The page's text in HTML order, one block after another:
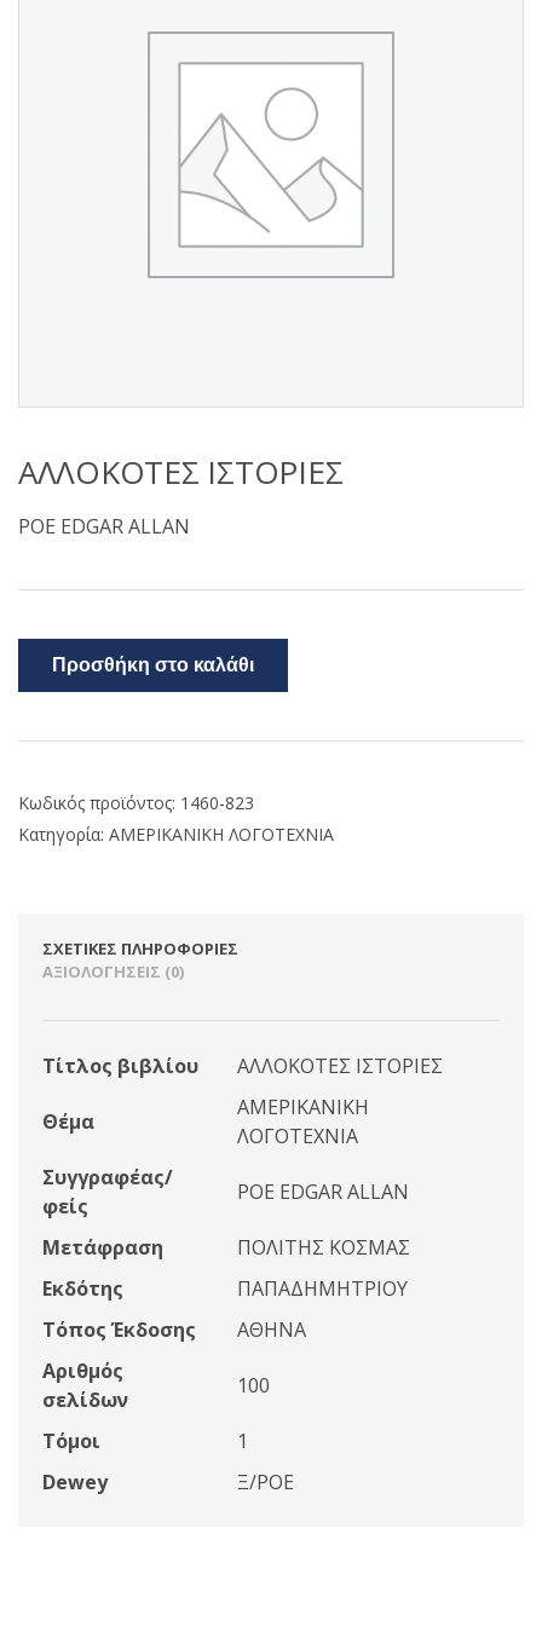
ΑΛΛΟΚΟΤΕΣ ΙΣΤΟΡΙΕΣ
POE EDGAR ALLAN
Προσθήκη στο καλάθι
Κωδικός προϊόντος: 1460-823
Κατηγορία: ΑΜΕΡΙΚΑΝΙΚΗ ΛΟΓΟΤΕΧΝΙΑ
ΣΧΕΤΙΚΈΣ ΠΛΗΡΟΦΟΡΊΕΣ
ΑΞΙΟΛΟΓΉΣΕΙΣ (0)
Τίτλος βιβλίου ΑΛΛΟΚΟΤΕΣ ΙΣΤΟΡΙΕΣ
Θέμα
ΑΜΕΡΙΚΑΝΙΚΗ
ΛΟΓΟΤΕΧΝΙΑ
Συγγραφέας/
φείς
POE EDGAR ALLAN
Μετάφραση
ΠΟΛΙΤΗΣ ΚΟΣΜΑΣ
Εκδότης
ΠΑΠΑΔΗΜΗΤΡΙΟΥ
Τόπος Έκδοσης
ΑΘΗΝΑ
Αριθμός
σελίδων
100
Τόμοι
1
Dewey
Ξ/POE